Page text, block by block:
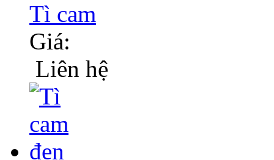
Tì cam
Giá:
Liên hệ